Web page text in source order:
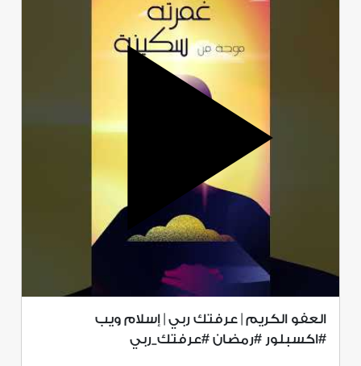
العفو الكريم | عرفتك ربي | إسلام ويب
#اكسبلور #رمضان #عرفتك_ربي